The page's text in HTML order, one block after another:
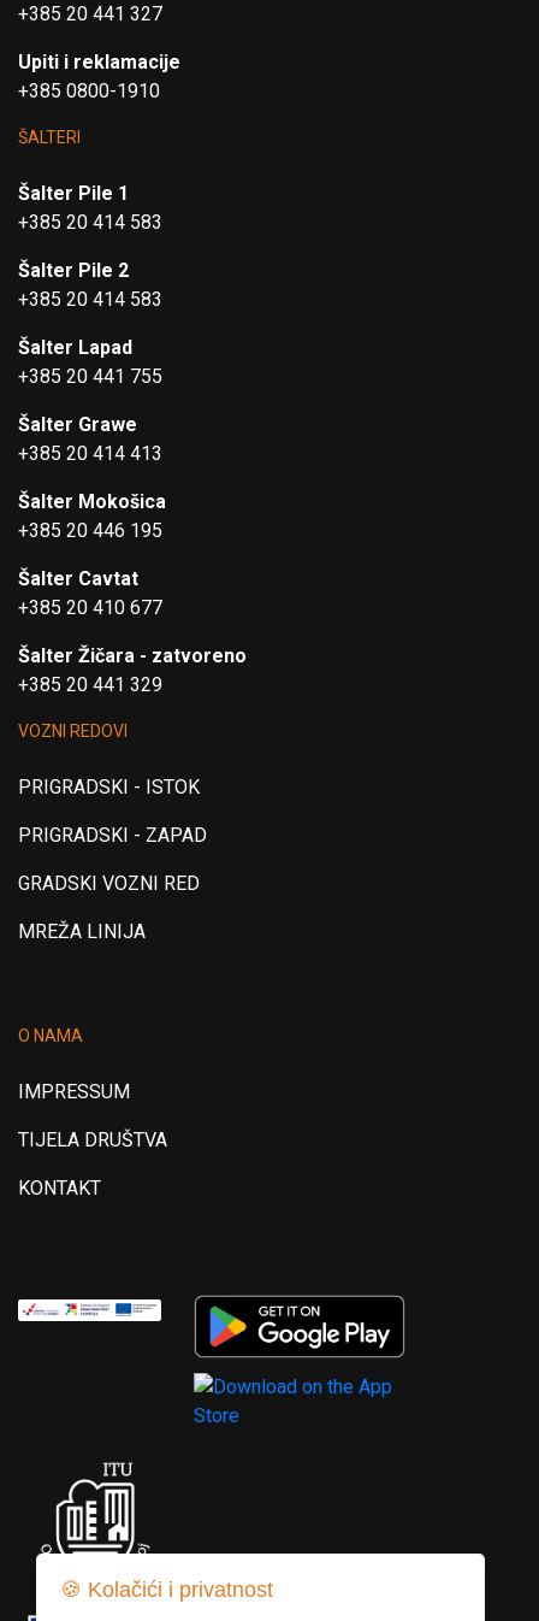
+385 20 441 327
Upiti i reklamacije
+385 0800-1910
ŠALTERI
Šalter Pile 1
+385 20 414 583
Šalter Pile 2
+385 20 414 583
Šalter Lapad
+385 20 441 755
Šalter Grawe
+385 20 414 413
Šalter Mokošica
+385 20 446 195
Šalter Cavtat
+385 20 410 677
Šalter Žičara - zatvoreno
+385 20 441 329
VOZNI REDOVI
PRIGRADSKI - ISTOK
PRIGRADSKI - ZAPAD
GRADSKI VOZNI RED
MREŽA LINIJA
O NAMA
IMPRESSUM
TIJELA DRUŠTVA
KONTAKT
🍪 Kolačići i privatnost